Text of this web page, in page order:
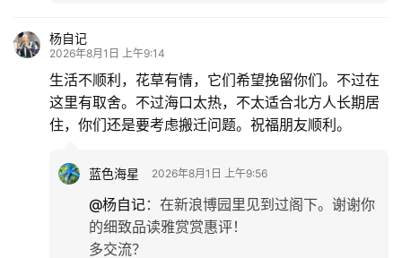
杨自记
2026年8月1日 上午9:14
生活不顺利，花草有情，它们希望挽留你们。不过在
这里有取舍。不过海口太热，不太适合北方人长期居
住，你们还是要考虑搬迁问题。祝福朋友顺利。
蓝色海星 2026年8月1日 上午9:56
@杨自记： 在新浪博园里见到过阁下。谢谢你
的细致品读雅赏赏惠评！
多交流？